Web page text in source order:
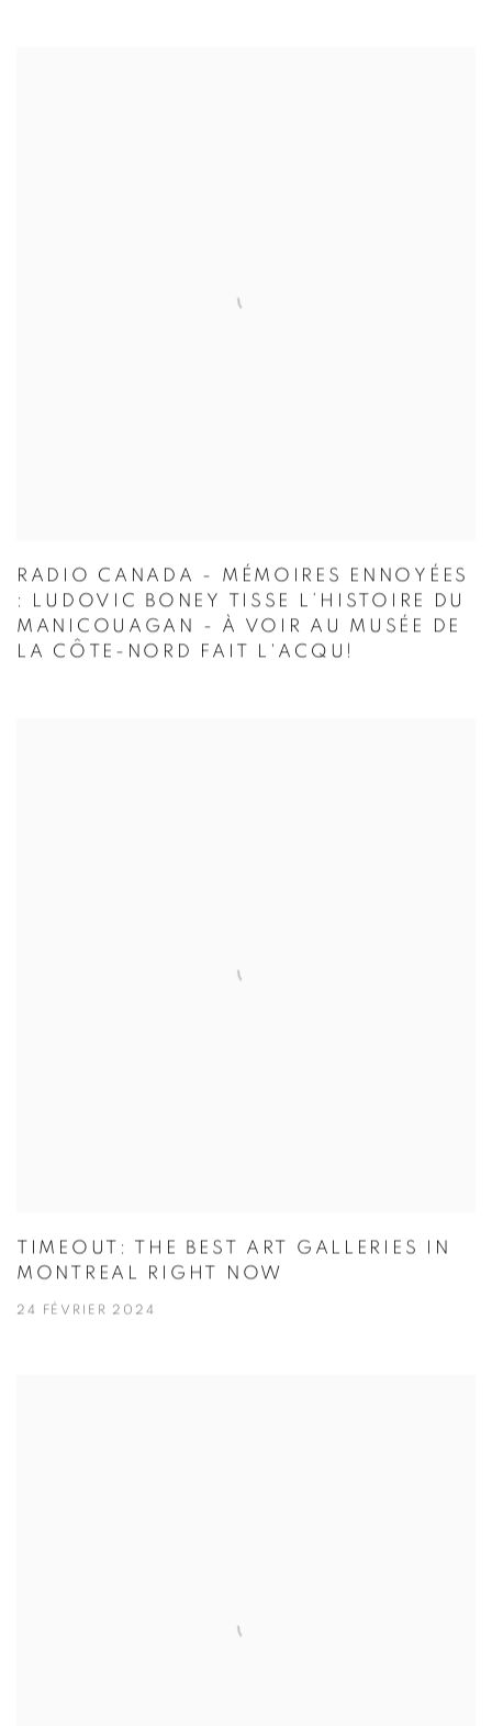
RADIO CANADA - MÉMOIRES ENNOYÉES
: LUDOVIC BONEY TISSE L’HISTOIRE DU
MANICOUAGAN - À VOIR AU MUSÉE DE
LA CÔTE-NORD FAIT L'ACQU!
TIMEOUT: THE BEST ART GALLERIES IN
MONTREAL RIGHT NOW
24 FÉVRIER 2024